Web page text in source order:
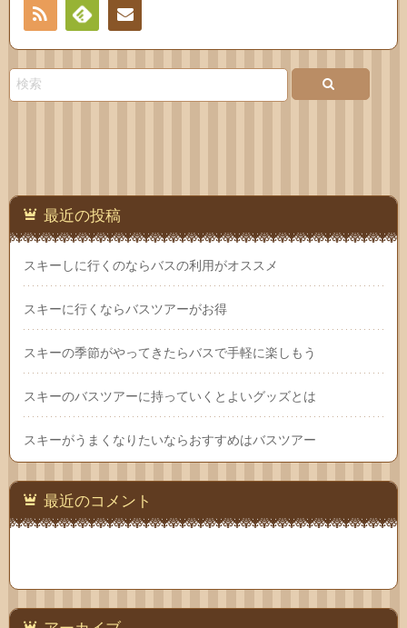
RSS
Feedlyお問
最近の投稿
スキーしに行くのならバスの利用がオススメ
スキーに行くならバスツアーがお得
スキーの季節がやってきたらバスで手軽に楽しもう
スキーのバスツアーに持っていくとよいグッズとは
スキーがうまくなりたいならおすすめはバスツアー
最近のコメント